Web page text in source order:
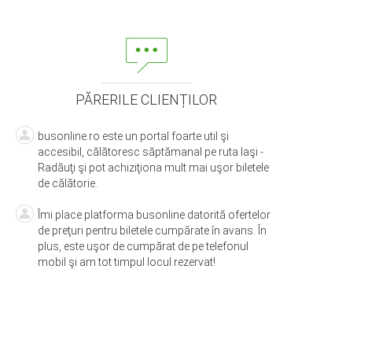
PĂRERILE CLIENȚILOR
busonline.ro este un portal foarte util şi
accesibil, călătoresc săptămanal pe ruta Iaşi -
Radăuţi şi pot achiziţiona mult mai uşor biletele
de călătorie.
Îmi place platforma busonline datorită ofertelor
de preţuri pentru biletele cumpărate în avans. În
plus, este uşor de cumpărat de pe telefonul
mobil şi am tot timpul locul rezervat!